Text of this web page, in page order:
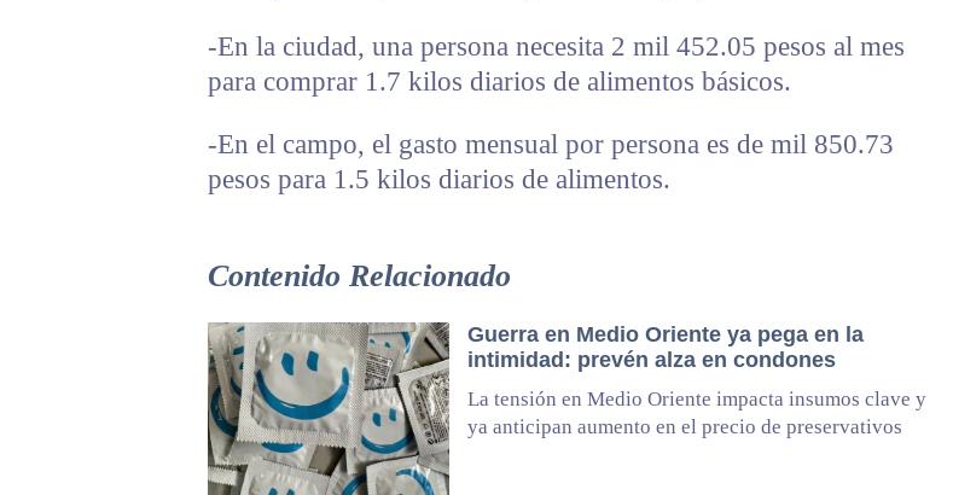
-En la ciudad, una persona necesita 2 mil 452.05 pesos al mes
para comprar 1.7 kilos diarios de alimentos básicos.
-En el campo, el gasto mensual por persona es de mil 850.73
pesos para 1.5 kilos diarios de alimentos.
Contenido Relacionado
Guerra en Medio Oriente ya pega en la
intimidad: prevén alza en condones
La tensión en Medio Oriente impacta insumos clave y
ya anticipan aumento en el precio de preservativos